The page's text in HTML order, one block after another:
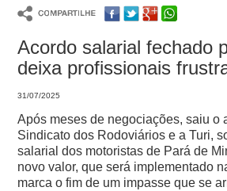
Acordo salarial fechado
deixa profissionais
31/07/2025
Após meses de negociações, saiu o
Sindicato dos Rodoviários e a Turi,
salarial dos motoristas de Pará de
novo valor, que será implementado
marca o fim de um impasse que se